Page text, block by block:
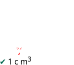
✔ 1 c
∧
ツメ
m3